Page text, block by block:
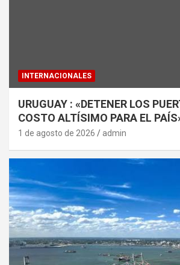
INTERNACIONALES
URUGUAY : «DETENER LOS
COSTO ALTÍSIMO PARA EL
1 de agosto de 2026 admin